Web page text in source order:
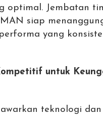
optimal. Jembatan
siap
yang
untuk
teknologi